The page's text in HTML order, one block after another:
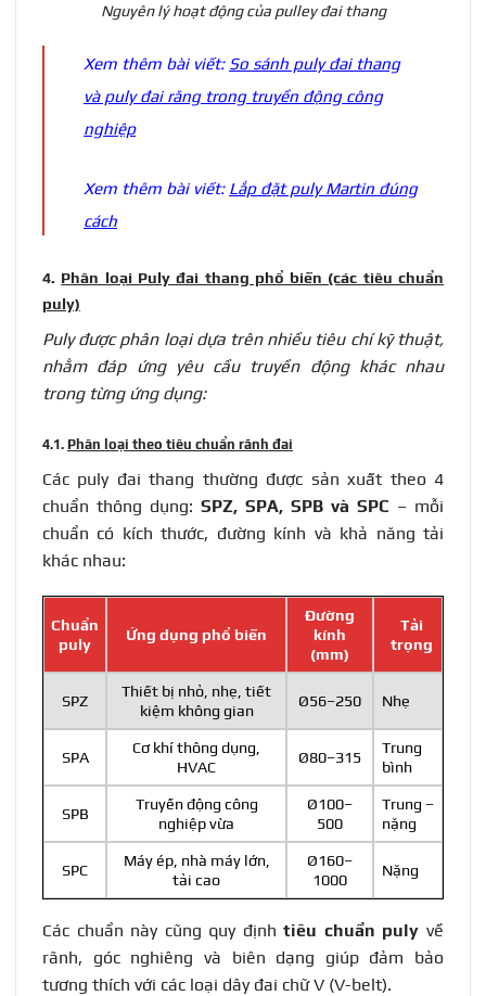
Nguyên lý hoạt động của pulley đai thang
Xem thêm bài viết: So sánh puly đai thang
và puly đai răng trong truyền động công
nghiệp
Xem thêm bài viết: Lắp đặt puly Martin đúng
cách
4. Phân loại Puly đai thang phổ biến (các tiêu chuẩn
puly)
Puly được phân loại dựa trên nhiều tiêu chí kỹ thuật,
nhằm đáp ứng yêu cầu truyền động khác nhau
trong từng ứng dụng:
4.1. Phân loại theo tiêu chuẩn rãnh đai
Các puly đai thang thường được sản xuất theo 4
chuẩn thông dụng: SPZ, SPA, SPB và SPC – mỗi
chuẩn có kích thước, đường kính và khả năng tải
khác nhau:
Chuẩn
puly
Ứng dụng phổ biến
Đường
kính
(mm)
Tải
trọng
SPZ
Thiết bị nhỏ, nhẹ, tiết
kiệm không gian
Ø56–250 Nhẹ
SPA
Cơ khí thông dụng,
HVAC
Ø80–315
Trung
bình
SPB
Truyền động công
nghiệp vừa
Ø100–
500
Trung –
nặng
SPC
Máy ép, nhà máy lớn,
tải cao
Ø160–
1000
Nặng
Các chuẩn này cũng quy địnhtiêu chuẩn puly về
rãnh, góc nghiêng và biên dạng giúp đảm bảo
tương thích với các loại dây đai chữ V (V-belt).